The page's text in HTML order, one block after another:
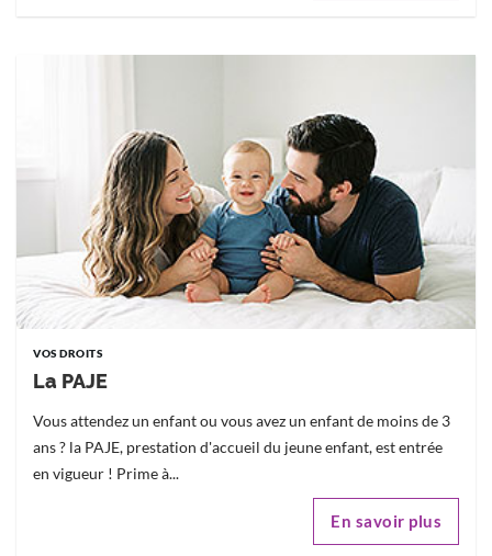
VOS DROITS
La PAJE
Vous attendez un enfant ou vous avez un enfant de moins de 3
ans ? la PAJE, prestation d'accueil du jeune enfant, est entrée
en vigueur ! Prime à...
En savoir plus